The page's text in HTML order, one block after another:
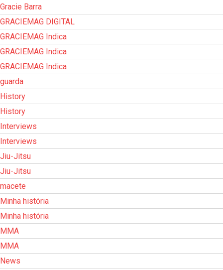
Gracie Barra
GRACIEMAG DIGITAL
GRACIEMAG Indica
GRACIEMAG Indica
GRACIEMAG Indica
guarda
History
History
Interviews
Interviews
Jiu-Jitsu
Jiu-Jitsu
macete
Minha história
Minha história
MMA
MMA
News